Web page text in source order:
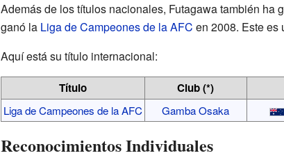
Además de los títulos nacionales, Futagawa también ha
ganó la Liga de Campeones de la AFC en 2008. Este es
Aquí está su título internacional:
Título Club (*)
Liga de Campeones de la AFC Gamba Osaka
Reconocimientos Individuales